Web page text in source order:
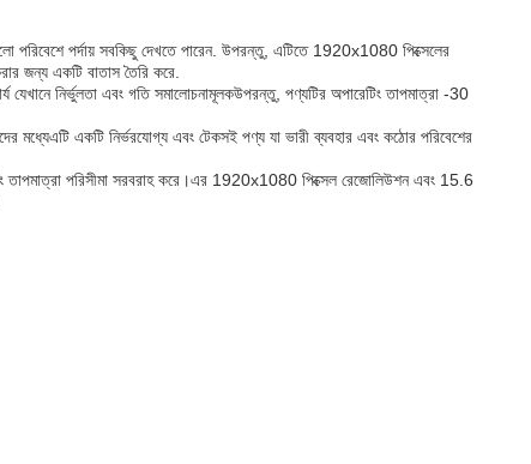
পরিবেশে পর্দায় সবকিছু দেখতে পারেন. উপরন্তু, এটিতে 1920x1080 পিক্সেলের
জন্য একটি বাতাস তৈরি করে.
নির্ভুলতা এবং গতি সমালোচনামূলকউপরন্তু, পণ্যটির অপারেটিং তাপমাত্রা -30
মধ্যেএটি একটি নির্ভরযোগ্য এবং টেকসই পণ্য যা ভারী ব্যবহার এবং কঠোর পরিবেশের
তাপমাত্রা পরিসীমা সরবরাহ করে।এর 1920x1080 পিক্সেল রেজোলিউশন এবং 15.6